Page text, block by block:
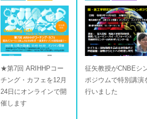
★第7回 ARIHHPコー
チング・カフェを12月
24日にオンラインで開
催します
征矢教授がCNBEシ
ポジウムで特別講演
行いました